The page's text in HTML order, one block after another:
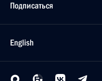
Подписаться
English